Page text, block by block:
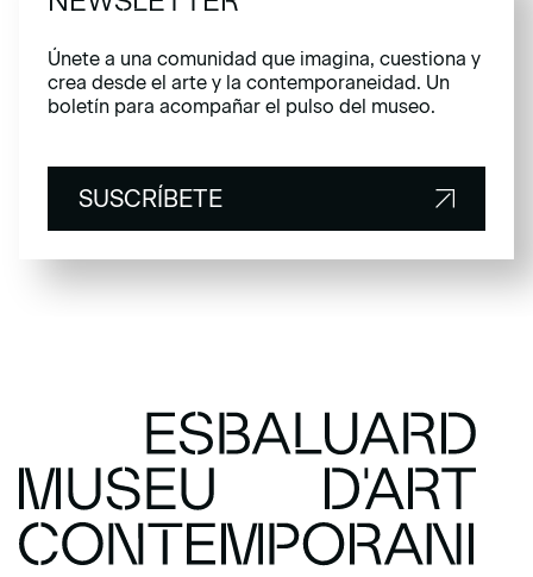
Únete a una comunidad que imagina, cuestiona y
crea desde el arte y la contemporaneidad. Un
boletín para acompañar el pulso del museo.
SUSCRÍBETE
SUSCRÍBETE